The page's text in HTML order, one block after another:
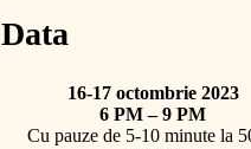
Data
16-17 octombrie 2023
6 PM – 9 PM
Cu pauze de 5-10 minute la